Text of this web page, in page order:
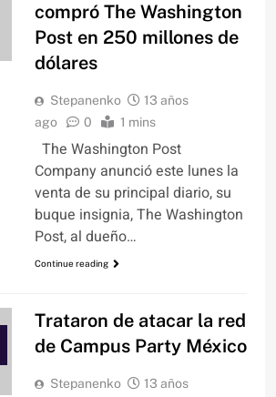
compró The Washington
Post en 250 millones de
dólares
Stepanenko
13 años
ago
0 1 mins
The Washington Post
Company anunció este lunes la
venta de su principal diario, su
buque insignia, The Washington
Post, al dueño…
Continue reading
Trataron de atacar la red
de Campus Party México
Stepanenko
13 años